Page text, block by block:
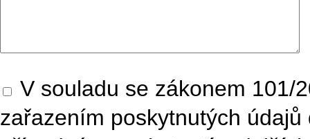
V souladu se zákonem 101/
zařazením poskytnutých